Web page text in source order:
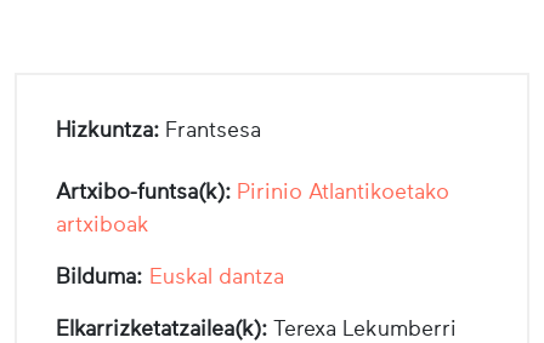
Hizkuntza: Frantsesa
Artxibo-funtsa(k): Pirinio Atlantikoetako
artxiboak
Bilduma: Euskal dantza
Elkarrizketatzailea(k): Terexa Lekumberri